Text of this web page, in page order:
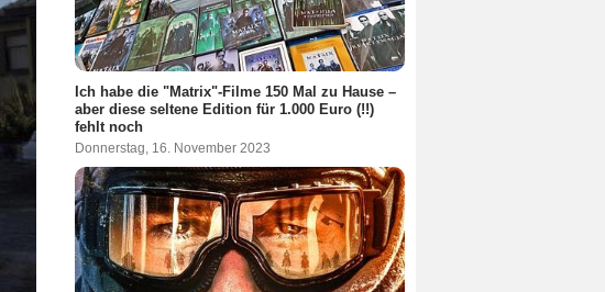
Ich habe die "Matrix"-Filme 150 Mal zu Hause –
aber diese seltene Edition für 1.000 Euro (!!)
fehlt noch
Donnerstag, 16. November 2023